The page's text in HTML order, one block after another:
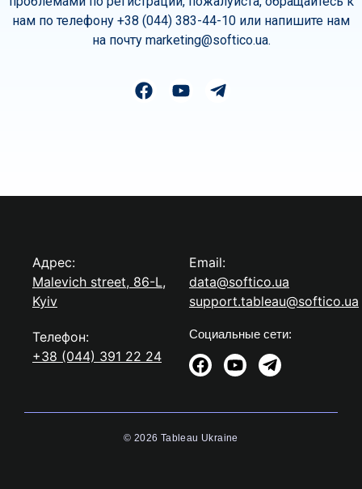
нам по телефону +38 (044) 383-44-10 или напишите нам
на почту marketing@softico.ua.
Адрес:
Malevich street, 86-L,
Kyiv
Email:
data@softico.ua
support.tableau@softico.ua
Телефон:
+38 (044) 391 22 24
Социальные сети:
© 2026 Tableau Ukraine